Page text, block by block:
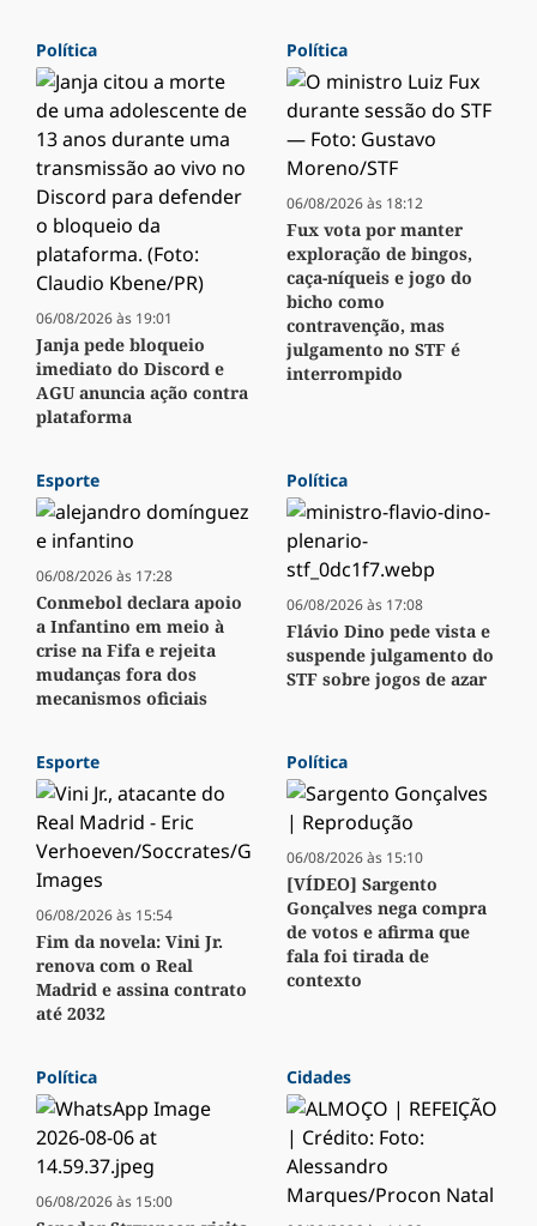
Política
06/08/2026 às 19:01
Janja pede bloqueio
imediato do Discord e
AGU anuncia ação contra
plataforma
Política
06/08/2026 às 18:12
Fux vota por manter
exploração de bingos,
caça-níqueis e jogo do
bicho como
contravenção, mas
julgamento no STF é
interrompido
Esporte
06/08/2026 às 17:28
Conmebol declara apoio
a Infantino em meio à
crise na Fifa e rejeita
mudanças fora dos
mecanismos oficiais
Política
06/08/2026 às 17:08
Flávio Dino pede vista e
suspende julgamento do
STF sobre jogos de azar
Esporte
06/08/2026 às 15:54
Fim da novela: Vini Jr.
renova com o Real
Madrid e assina contrato
até 2032
Política
06/08/2026 às 15:10
[VÍDEO] Sargento
Gonçalves nega compra
de votos e afirma que
fala foi tirada de
contexto
Política
06/08/2026 às 15:00
Cidades